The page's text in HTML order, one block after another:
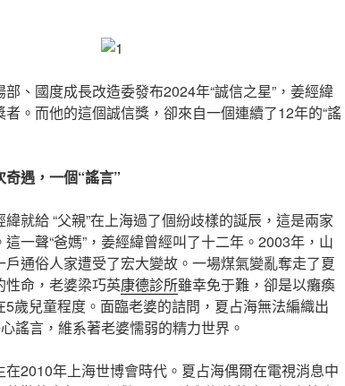
、國度成長改造委發布2024年“誠信之星”，姜經緯
。而他的這個誠信獎，卻來自一個連續了12年的“謠
遇，一個“謠言”
就給 “父親”在上海過了個紛歧樣的誕辰，這是兩家
一聲“爸媽”，姜經緯曾經叫了十二年。2003年，山
戶通俗人家遭受了宏大變故。一場煤氣變亂奪走了夏
性命，老婆梁巧英康德診所雖幸免于難，卻是以癱瘓
歲兒童程度。面臨老婆的詰問，夏占海無法編織出
謠言，維系著老婆懦弱的精力世界。
在2010年上海世博會時代。夏占海偶爾在電視消息中